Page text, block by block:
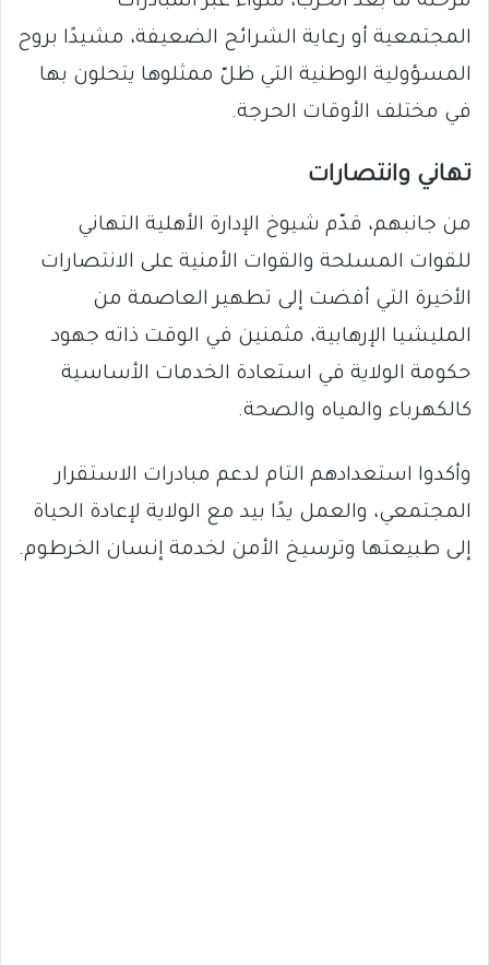
المجتمعية أو رعاية الشرائح الضعيفة، مشيدًا بروح
المسؤولية الوطنية التي ظلّ ممثلوها يتحلون بها
في مختلف الأوقات الحرجة.
تهاني وانتصارات
من جانبهم، قدّم شيوخ الإدارة الأهلية التهاني
للقوات المسلحة والقوات الأمنية على الانتصارات
الأخيرة التي أفضت إلى تطهير العاصمة من
المليشيا الإرهابية، مثمنين في الوقت ذاته جهود
حكومة الولاية في استعادة الخدمات الأساسية
كالكهرباء والمياه والصحة.
وأكدوا استعدادهم التام لدعم مبادرات الاستقرار
المجتمعي، والعمل يدًا بيد مع الولاية لإعادة الحياة
إلى طبيعتها وترسيخ الأمن لخدمة إنسان الخرطوم.